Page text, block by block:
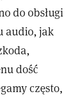
do obsługi
audio, jak
dość
często,